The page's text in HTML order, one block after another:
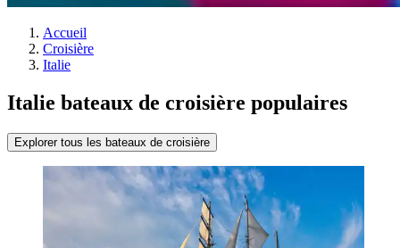
Accueil
Croisière
Italie
Italie bateaux de croisière populaires
Explorer tous les bateaux de croisière